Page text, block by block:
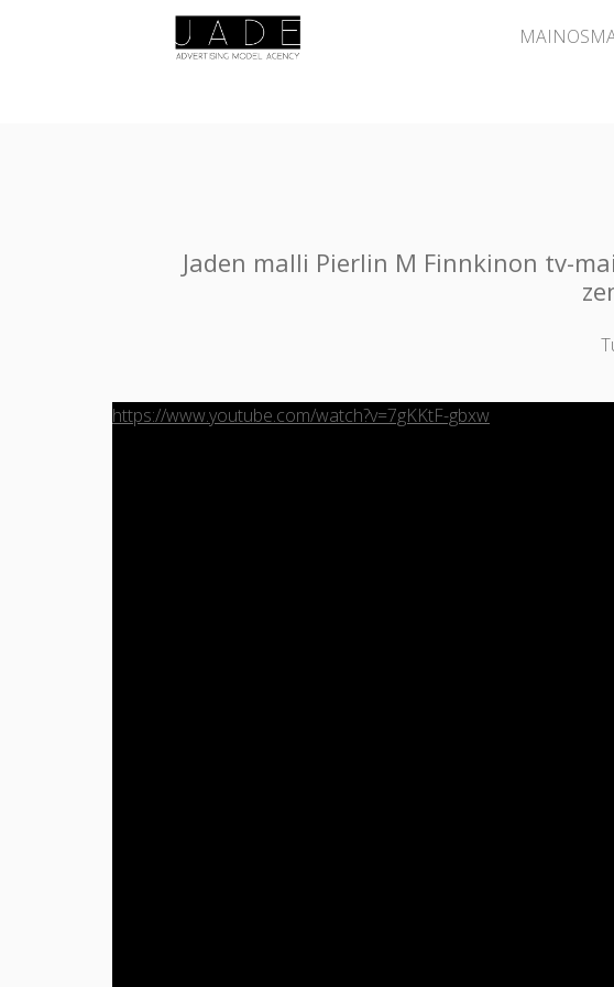
Jaden malli Pierlin M Finnkinon tv-
https://www.youtube.com/watch?v=7gKKtF-gbxw